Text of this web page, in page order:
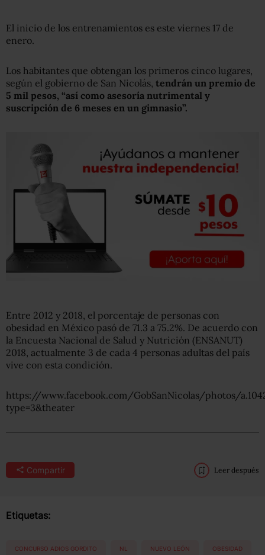
El inicio de los entrenamientos es este viernes 17 de
enero.
Los habitantes que obtengan los primeros cinco lugares,
según el gobierno de San Nicolás, tendrán un premio de
5 mil pesos, “así como asesoría nutrimental y
suscripción de 6 meses en un gimnasio”.
Entre 2012 y 2018, el porcentaje de personas con
obesidad en México pasó de 71.3 a 75.2%. De acuerdo con
la Encuesta Nacional de Salud y Nutrición (ENSANUT)
2018, actualmente 3 de cada 4 personas adultas del país
vive con esta condición.
https://www.facebook.com/GobSanNicolas/photos/
type=3&theater
Compartir Leer después
Etiquetas:
CONCURSO ADIOS GORDITO NL NUEVO LEÓN OBESIDAD